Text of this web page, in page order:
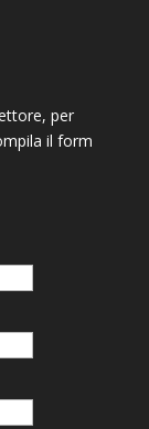
per
il form